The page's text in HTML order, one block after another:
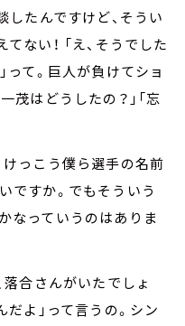
したんですけど、そうい
ない！ 「え、そうでした
って。巨人が負けてショ
茂はどうしたの？」「忘
けっこう僕ら選手の名前
ですか。でもそういう
なっていうのはありま
落合さんがいたでしょ
よ」って言うの。シン